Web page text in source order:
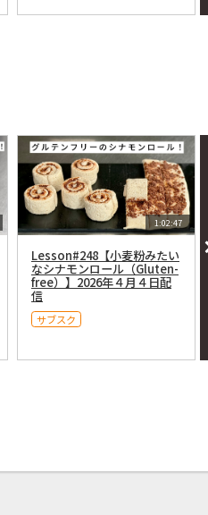
1:02:47
Lesson#248【小麦粉みたい
なシナモンロール（Gluten-
free）】2026年４月４日配
信
サブスク